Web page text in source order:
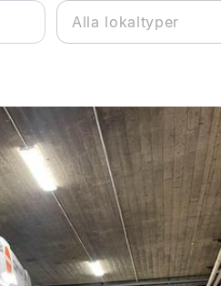
Alla lokaltyper